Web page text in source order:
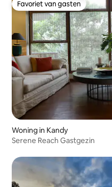
Favoriet van gasten
Favoriet van gasten
Woning in Kandy
Serene Reach Gastgezin